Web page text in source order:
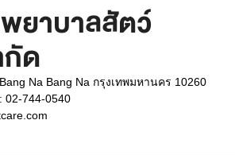
ยาบาลสัตว์
กัด
Na Bang Na กรุงเทพมหานคร 10260
02-744-0540